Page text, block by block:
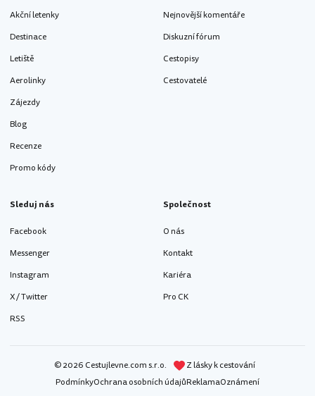
Akční letenky
Destinace
Letiště
Aerolinky
Zájezdy
Blog
Recenze
Promo kódy
Nejnovější komentáře
Diskuzní fórum
Cestopisy
Cestovatelé
Sleduj nás
Facebook
Messenger
Instagram
X / Twitter
RSS
Společnost
O nás
Kontakt
Kariéra
Pro CK
© 2026 Cestujlevne.com s.r.o.
Z lásky k cestování
PodmínkyOchrana osobních údajůReklamaOznámení